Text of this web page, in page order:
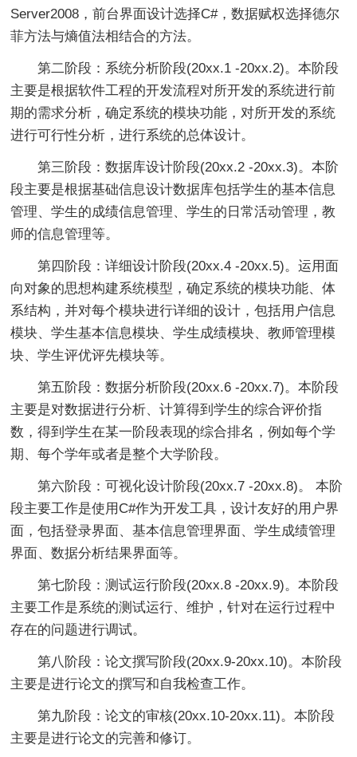
Server2008，前台界面设计选择C#，数据赋权选择德尔
菲方法与熵值法相结合的方法。
第二阶段：系统分析阶段(20xx.1 -20xx.2)。本阶段
主要是根据软件工程的开发流程对所开发的系统进行前
期的需求分析，确定系统的模块功能，对所开发的系统
进行可行性分析，进行系统的总体设计。
第三阶段：数据库设计阶段(20xx.2 -20xx.3)。本阶
段主要是根据基础信息设计数据库包括学生的基本信息
管理、学生的成绩信息管理、学生的日常活动管理，教
师的信息管理等。
第四阶段：详细设计阶段(20xx.4 -20xx.5)。运用面
向对象的思想构建系统模型，确定系统的模块功能、体
系结构，并对每个模块进行详细的设计，包括用户信息
模块、学生基本信息模块、学生成绩模块、教师管理模
块、学生评优评先模块等。
第五阶段：数据分析阶段(20xx.6 -20xx.7)。本阶段
主要是对数据进行分析、计算得到学生的综合评价指
数，得到学生在某一阶段表现的综合排名，例如每个学
期、每个学年或者是整个大学阶段。
第六阶段：可视化设计阶段(20xx.7 -20xx.8)。 本阶
段主要工作是使用C#作为开发工具，设计友好的用户界
面，包括登录界面、基本信息管理界面、学生成绩管理
界面、数据分析结果界面等。
第七阶段：测试运行阶段(20xx.8 -20xx.9)。本阶段
主要工作是系统的测试运行、维护，针对在运行过程中
存在的问题进行调试。
第八阶段：论文撰写阶段(20xx.9-20xx.10)。本阶段
主要是进行论文的撰写和自我检查工作。
第九阶段：论文的审核(20xx.10-20xx.11)。本阶段
主要是进行论文的完善和修订。